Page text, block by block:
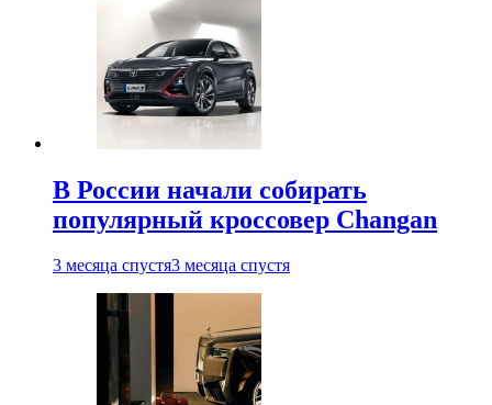
В России начали собирать
популярный кроссовер Changan
3 месяца спустя3 месяца спустя